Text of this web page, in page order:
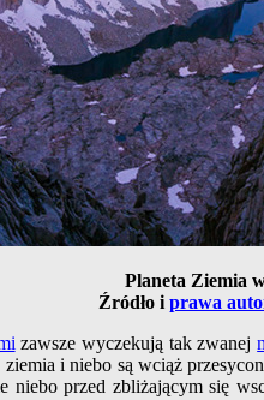
Planeta Ziemia
Źródło i prawa
zawsze wyczekują tak zwanej
i niebo są wciąż
niebo przed zbliżającym się